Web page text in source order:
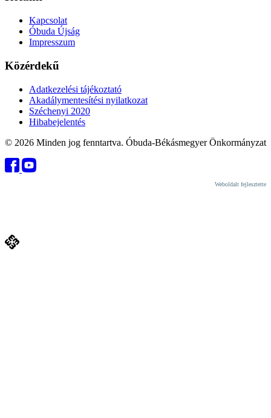
Kapcsolat
Óbuda Újság
Impresszum
Közérdekű
Adatkezelési tájékoztató
Akadálymentesítési nyilatkozat
Széchenyi 2020
Hibabejelentés
© 2026 Minden jog fenntartva. Óbuda-Békásmegyer Önkormányzat
Weboldalt fejlesztette